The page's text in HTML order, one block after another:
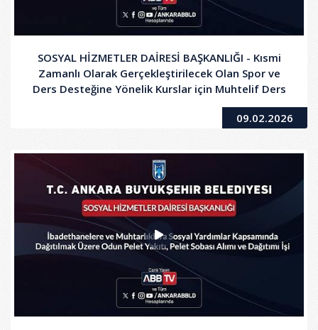
SOSYAL HİZMETLER DAİRESİ BAŞKANLIĞI - Kısmi
Zamanlı Olarak Gerçekleştirilecek Olan Spor ve
Ders Desteğine Yönelik Kurslar için Muhtelif Ders
Saati Eğitim Hizmeti Alımı İşi
09.02.2026